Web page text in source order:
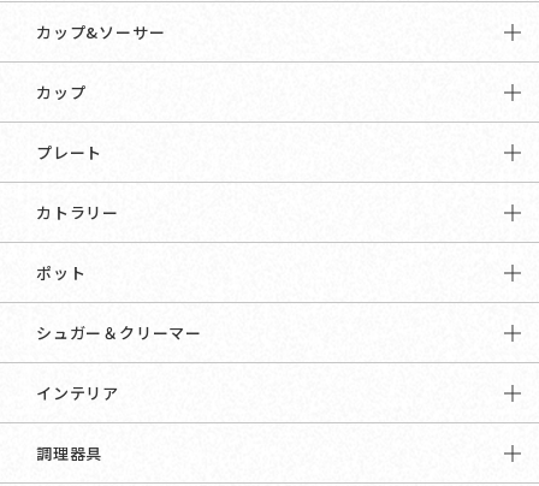
カップ&ソーサー
カップ
プレート
カトラリー
ポット
シュガー＆クリーマー
インテリア
調理器具